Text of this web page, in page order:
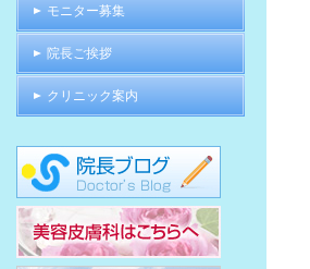
モニター募集
院長ご挨拶
クリニック案内